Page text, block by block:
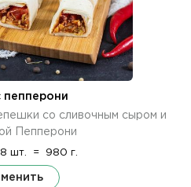
пепперони
со сливочным сыром и
Пепперони
шт. = 980 г.